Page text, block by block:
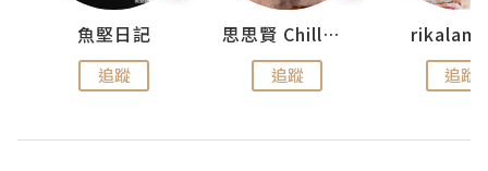
魚堅日記
追蹤
思思賢 ChillMyBabe
追蹤 追蹤